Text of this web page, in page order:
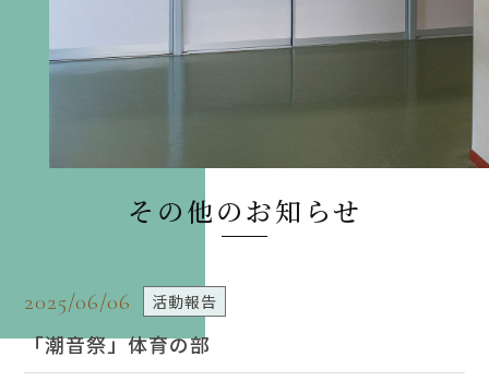
その他のお知らせ
2025/06/06 活動報告
「潮音祭」体育の部